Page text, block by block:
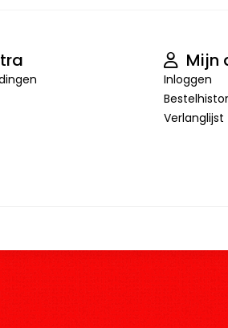
Mijn
Inloggen
Verlanglijst